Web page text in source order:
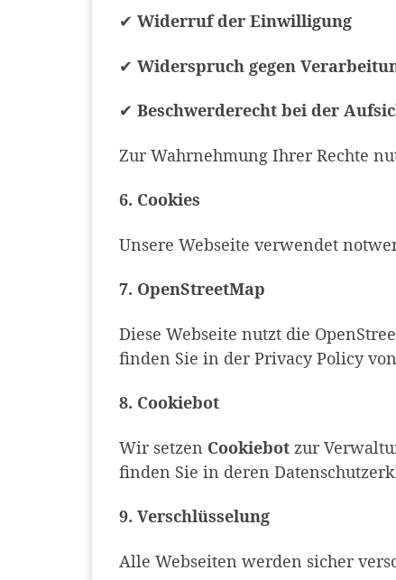
✔ Widerruf der Einwilligung
✔ Widerspruch gegen
✔ Beschwerderecht bei der
Zur Wahrnehmung Ihrer Rechte
6. Cookies
Unsere Webseite verwendet
7. OpenStreetMap
Diese Webseite nutzt die
finden Sie in der Privacy Policy
8. Cookiebot
Wir setzen Cookiebot zur
finden Sie in deren
9. Verschlüsselung
Alle Webseiten werden sicher